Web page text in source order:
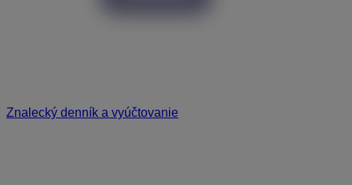
Znalecký denník a vyúčtovanie